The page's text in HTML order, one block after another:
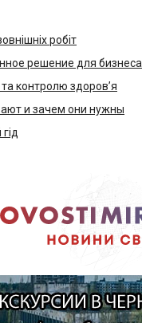
робіт
решение для бизнеса
та контролю здоров’я
и зачем они нужны